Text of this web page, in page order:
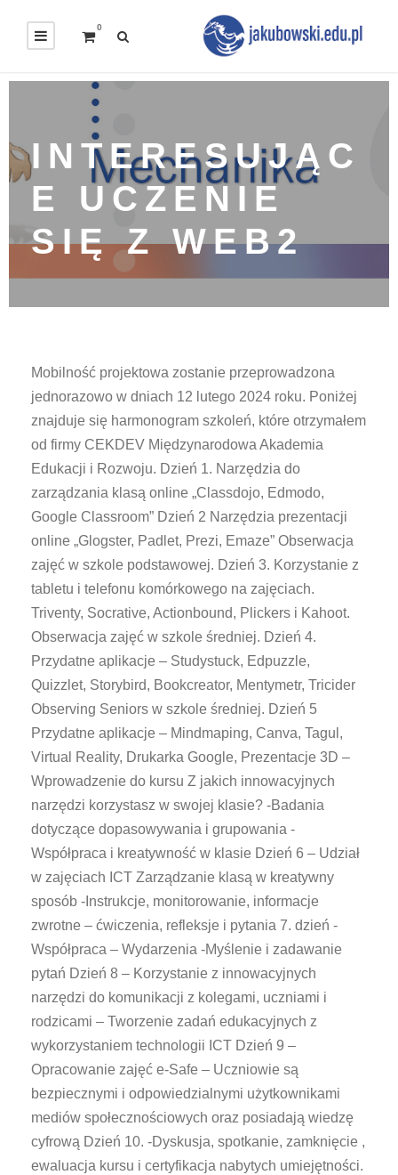
0
INTERESUJĄC
E UCZENIE
SIĘ Z WEB2
Mobilność projektowa zostanie przeprowadzona
jednorazowo w dniach 12 lutego 2024 roku. Poniżej
znajduje się harmonogram szkoleń, które otrzymałem
od firmy CEKDEV Międzynarodowa Akademia
Edukacji i Rozwoju. Dzień 1. Narzędzia do
zarządzania klasą online „Classdojo, Edmodo,
Google Classroom” Dzień 2 Narzędzia prezentacji
online „Glogster, Padlet, Prezi, Emaze” Obserwacja
zajęć w szkole podstawowej. Dzień 3. Korzystanie z
tabletu i telefonu komórkowego na zajęciach.
Triventy, Socrative, Actionbound, Plickers i Kahoot.
Obserwacja zajęć w szkole średniej. Dzień 4.
Przydatne aplikacje – Studystuck, Edpuzzle,
Quizzlet, Storybird, Bookcreator, Mentymetr, Tricider
Observing Seniors w szkole średniej. Dzień 5
Przydatne aplikacje – Mindmaping, Canva, Tagul,
Virtual Reality, Drukarka Google, Prezentacje 3D –
Wprowadzenie do kursu Z jakich innowacyjnych
narzędzi korzystasz w swojej klasie? -Badania
dotyczące dopasowywania i grupowania -
Współpraca i kreatywność w klasie Dzień 6 – Udział
w zajęciach ICT Zarządzanie klasą w kreatywny
sposób -Instrukcje, monitorowanie, informacje
zwrotne – ćwiczenia, refleksje i pytania 7. dzień -
Współpraca – Wydarzenia -Myślenie i zadawanie
pytań Dzień 8 – Korzystanie z innowacyjnych
narzędzi do komunikacji z kolegami, uczniami i
rodzicami – Tworzenie zadań edukacyjnych z
wykorzystaniem technologii ICT Dzień 9 –
Opracowanie zajęć e-Safe – Uczniowie są
bezpiecznymi i odpowiedzialnymi użytkownikami
mediów społecznościowych oraz posiadają wiedzę
cyfrową Dzień 10. -Dyskusja, spotkanie, zamknięcie ,
ewaluacja kursu i certyfikacja nabytych umiejętności.